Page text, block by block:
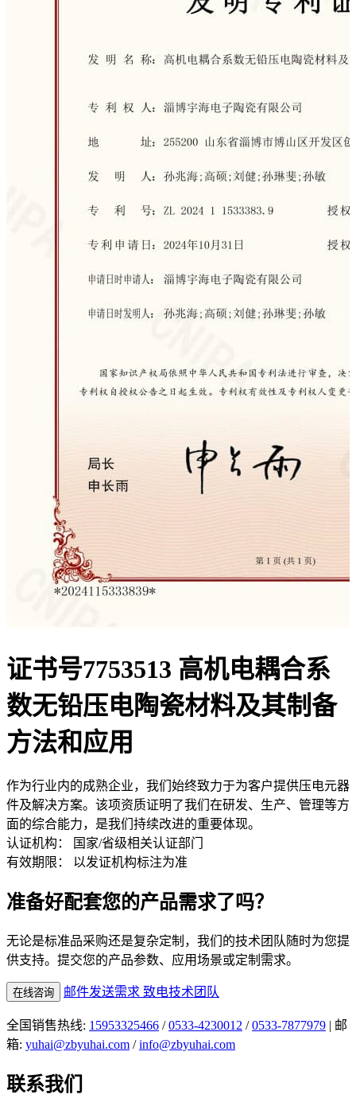
证书号7753513 高机电耦合系
数无铅压电陶瓷材料及其制备
方法和应用
作为行业内的成熟企业，我们始终致力于为客户提供压电元器
件及解决方案。该项资质证明了我们在研发、生产、管理等方
面的综合能力，是我们持续改进的重要体现。
认证机构：
国家/省级相关认证部门
有效期限：
以发证机构标注为准
准备好配套您的产品需求了吗？
无论是标准品采购还是复杂定制，我们的技术团队随时为您提
供支持。提交您的产品参数、应用场景或定制需求。
在线咨询 邮件发送需求 致电技术团队
全国销售热线: 15953325466 /0533-4230012 /0533-7877979 | 邮
箱: yuhai@zbyuhai.com /info@zbyuhai.com
联系我们